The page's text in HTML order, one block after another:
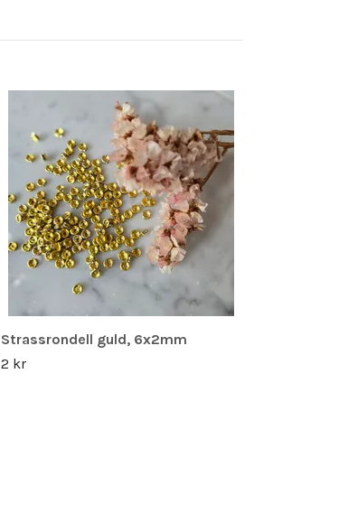
Strassrondell guld, 6x2mm
2 kr